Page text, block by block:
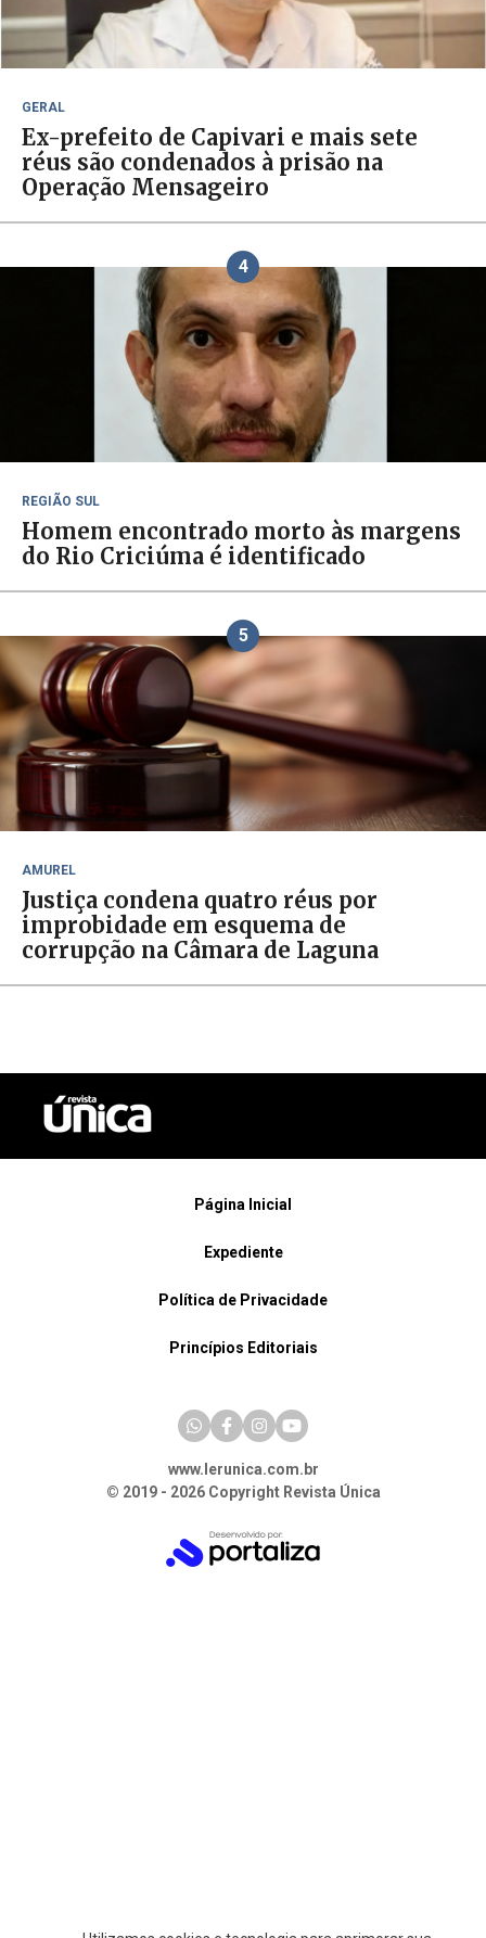
GERAL
Ex-prefeito de Capivari e mais sete
réus são condenados à prisão na
Operação Mensageiro
4
REGIÃO SUL
Homem encontrado morto às margens
do Rio Criciúma é identificado
5
AMUREL
Justiça condena quatro réus por
improbidade em esquema de
corrupção na Câmara de Laguna
Página Inicial
Expediente
Política de Privacidade
Princípios Editoriais
www.lerunica.com.br
© 2019 - 2026 Copyright Revista Única